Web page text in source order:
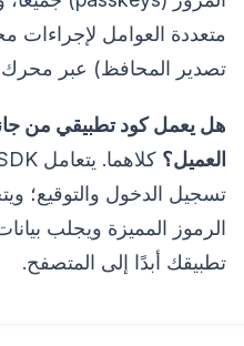
متعددة العوامل لإجراءات
تصدير المحافظ) عبر
هل يعمل كود تطبيقي من
العميل؟
الرموز المميزة ويجلب
تطبيقك أبدًا إلى المتصفح.